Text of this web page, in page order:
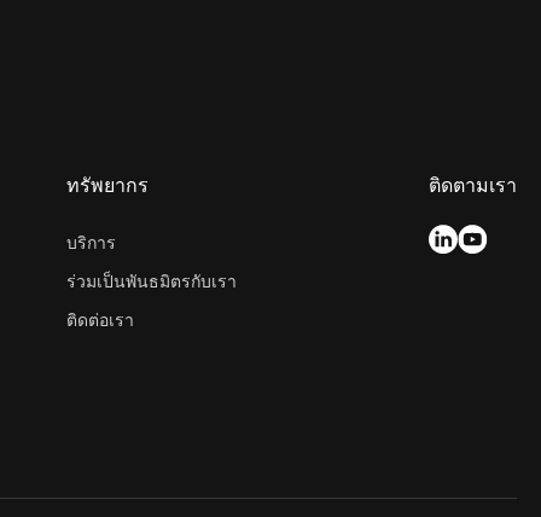
ทรัพยากร
บริการ
ร่วมเป็นพันธมิตรกับเรา
ติดต่อเรา
ติดตามเรา